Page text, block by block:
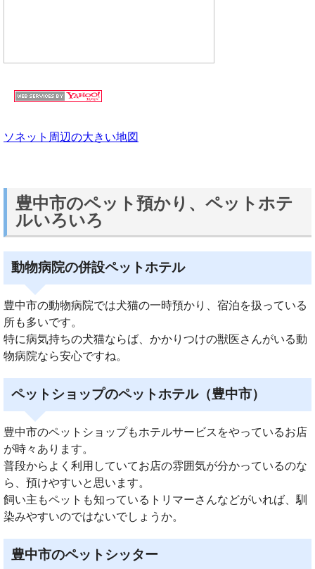
ソネット周辺の大きい地図
豊中市のペット預かり、ペットホテ
ルいろいろ
動物病院の併設ペットホテル
豊中市の動物病院では犬猫の一時預かり、宿泊を扱っている
所も多いです。
特に病気持ちの犬猫ならば、かかりつけの獣医さんがいる動
物病院なら安心ですね。
ペットショップのペットホテル（豊中市）
豊中市のペットショップもホテルサービスをやっているお店
が時々あります。
普段からよく利用していてお店の雰囲気が分かっているのな
ら、預けやすいと思います。
飼い主もペットも知っているトリマーさんなどがいれば、馴
染みやすいのではないでしょうか。
豊中市のペットシッター